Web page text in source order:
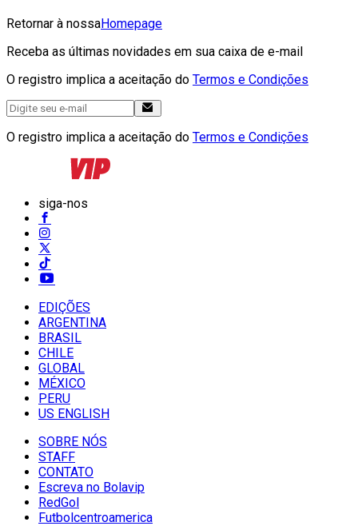
Retornar à nossaHomepage
Receba as últimas novidades em sua caixa de e-mail
O registro implica a aceitação do Termos e Condições
O registro implica a aceitação do Termos e Condições
siga-nos
EDIÇÕES
ARGENTINA
BRASIL
CHILE
GLOBAL
MÉXICO
PERU
US ENGLISH
SOBRE NÓS
STAFF
CONTATO
Escreva no Bolavip
RedGol
Futbolcentroamerica